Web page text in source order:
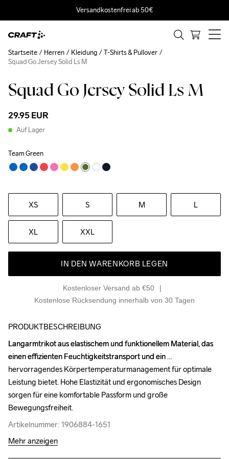
Versandkostenfrei ab 50€
Squad Go Jersey Solid Ls M
29.95 EUR
Auf Lager
Team Green
XS S M L
XL XXL
IN DEN WARENKORB LEGEN
Kostenloser Versand ab €50
Kostenlose Rücksendung innerhalb von 30 Tagen
Startseite Herren Kleidung
T-Shirts & Pullover
Squad Go Jersey Solid Ls M
PRODUKTBESCHREIBUNG
Langarmtrikot aus elastischem und funktionellem Material, das
einen effizienten Feuchtigkeitstransport und ein
hervorragendes Körpertemperaturmanagement für optimale
Leistung bietet. Hohe Elastizität und ergonomisches Design
sorgen für eine komfortable Passform und große
Bewegungsfreiheit.
Artikelnummer: 1906884-1651
Langarmtrikot aus elastischem und funktionellem Material, das
einen effizienten Feuchtigkeitstransport und ein
hervorragendes Körpertemperaturmanagement für optimale
Leistung bietet. Hohe Elastizität und ergonomisches Design
sorgen für eine komfortable Passform und große
Bewegungsfreiheit.
Artikelnummer: 1906884-1651
Mehr anzeigen